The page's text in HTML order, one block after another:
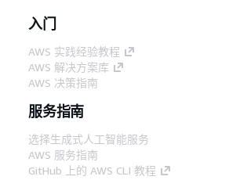
入门
AWS 实践经验教程
AWS 解决方案库
AWS 决策指南
服务指南
选择生成式人工智能服务
AWS 服务指南
GitHub 上的 AWS CLI 教程